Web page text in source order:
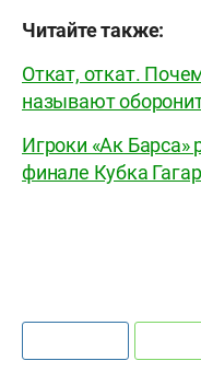
Читайте также:
Откат, откат.
называют
Игроки «Ак Барса»
финале Кубка